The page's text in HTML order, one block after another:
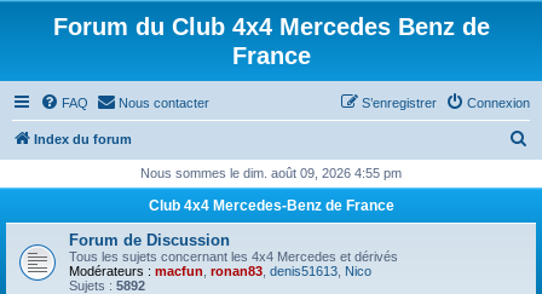
Forum du Club 4x4 Mercedes Benz de
France
FAQ Nous contacter Connexion
S’enregistrer
Index du forum
h
Nous sommes le dim. août 09, 2026 4:55 pm
Club 4x4 Mercedes-Benz de France
Forum de Discussion
Tous les sujets concernant les 4x4 Mercedes et dérivés
Modérateurs : macfun ronan83 denis51613 Nico
Sujets : 5892